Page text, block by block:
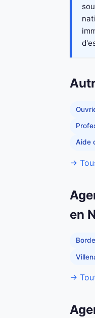
Aide
→
en
→